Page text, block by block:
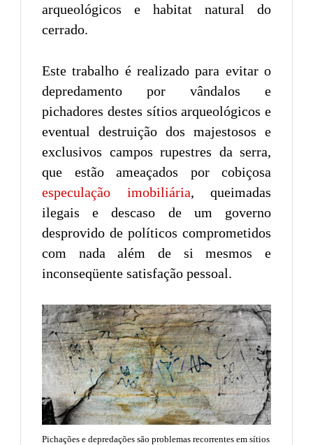
arqueológicos e habitat natural do
cerrado.
Este trabalho é realizado para evitar o
depredamento por vândalos e
pichadores destes sítios arqueológicos e
eventual destruição dos majestosos e
exclusivos campos rupestres da serra,
que estão ameaçados por cobiçosa
especulação imobiliária, queimadas
ilegais e descaso de um governo
desprovido de políticos comprometidos
com nada além de si mesmos e
inconseqüente satisfação pessoal.
Pichações e depredações são problemas recorrentes em sítios